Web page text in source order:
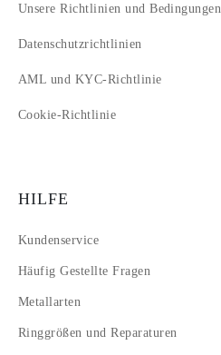
Unsere Richtlinien und Bedingungen
Datenschutzrichtlinien
AML und KYC-Richtlinie
Cookie-Richtlinie
HILFE
Kundenservice
Häufig Gestellte Fragen
Metallarten
Ringgrößen und Reparaturen